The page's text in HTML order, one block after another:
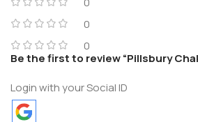
0
0
Be the first to review “Pillsbury
Login with your Social ID